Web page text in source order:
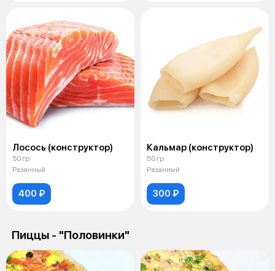
Лосось (конструктор)
50 гр
Резанный
400 ₽
Кальмар (конструктор)
50 гр
Резанный
300 ₽
Пиццы - "Половинки"